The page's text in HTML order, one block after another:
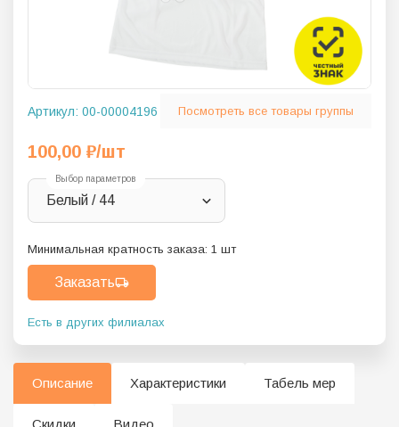
Артикул: 00-00004196 Посмотреть все товары группы
100,00 ₽/шт
Выбор параметров
Белый / 44
Минимальная кратность заказа: 1 шт
Заказать
Есть в других филиалах
Описание Характеристики Табель мер